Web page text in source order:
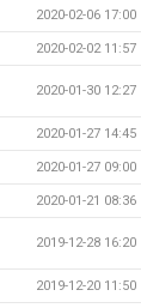
2020-02-06 17:00
2020-02-02 11:57
2020-01-30 12:27
2020-01-27 14:45
2020-01-27 09:00
2020-01-21 08:36
2019-12-28 16:20
2019-12-20 11:50